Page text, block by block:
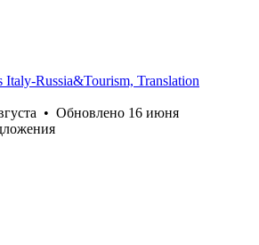
Italy-Russia&Tourism, Translation
• Обновлено 16 июня